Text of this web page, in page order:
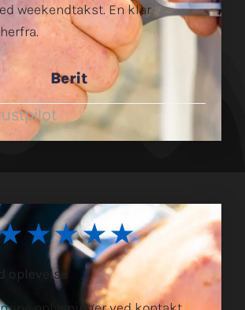
weekendtakst. En klar
Berit
oplevelse